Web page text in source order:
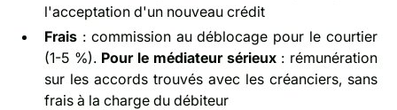
l'acceptation d'un nouveau crédit
Frais : commission au déblocage pour le courtier
(1-5 %). Pour le médiateur sérieux : rémunération
sur les accords trouvés avec les créanciers, sans
frais à la charge du débiteur